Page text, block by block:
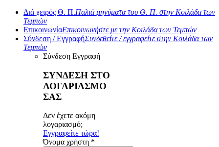
Διά χειρός Θ. Π.Παλιά μηνύματα του Θ. Π. στην Κοιλάδα των
Τεμπών
ΕπικοινωνίαΕπικοινωνήστε με την Κοιλάδα των Τεμπών
Σύνδεση / ΕγγραφήΣυνδεθείτε / εγγραφείτε στην Κοιλάδα των
Τεμπών
Σύνδεση Εγγραφή
ΣΥΝΔΕΣΗ ΣΤΟ
ΛΟΓΑΡΙΑΣΜΟ
ΣΑΣ
Δεν έχετε ακόμη
λογαριασμό;
Εγγραφείτε τώρα!
Όνομα χρήστη *